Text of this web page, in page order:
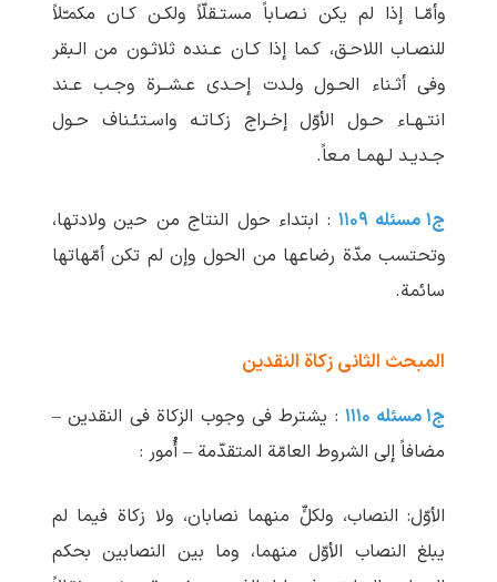
وأمّـا إذا لم یکن نـصـاباً مستـقلّاً ولکـن کـان مکمـّلاً
للنصـاب اللاحـق، کـما إذا کـان عـنده ثلاثـون من الـبقر
وفی أثـناء الحـول ولـدت إحـدی عـشــرة وجـب عـند
انتـهـاء حـول الأوّل إخـراج زکـاتـه واسـتئـناف حـول
جـدیـد لـهمـا مـعاً.
ج۱ مسئله ۱۱۰۹
: ابتداء حول النتاج من حین ولادتها،
وتحتسب مدّة رضاعها من الحول وإن لم‏ تکن أمّهاتها
سائمة.
المبحث الثانی زکاة النقدین
ج۱ مسئله ۱۱۱۰
: یشترط فی وجوب الزکاة فی النقدین –
مضافاً إلی الشروط العامّة المتقدّمة – أُمور :
الأوّل: النصاب، ولکلٍّ منهما نصابان، ولا زکاة فیما لم
‏یبلغ النصاب الأوّل منهما، وما بین النصابین بحکم